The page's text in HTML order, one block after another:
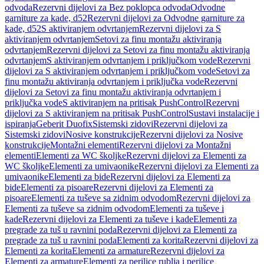
odvodaRezervni dijelovi za Bez poklopca odvodaOdvodne
garniture za kade, d52Rezervni dijelovi za Odvodne garniture za
kade, d52S aktiviranjem odvrtanjemRezervni dijelovi za S
aktiviranjem odvrtanjemSetovi za finu montažu aktiviranja
odvrtanjemRezervni dijelovi za Setovi za finu montažu aktiviranja
odvrtanjemS aktiviranjem odvrtanjem i priključkom vodeRezervni
dijelovi za S aktiviranjem odvrtanjem i priključkom vodeSetovi za
finu montažu aktiviranja odvrtanjem i priključka vodeRezervni
dijelovi za Setovi za finu montažu aktiviranja odvrtanjem i
priključka vodeS aktiviranjem na pritisak PushControlRezervni
dijelovi za S aktiviranjem na pritisak PushControlSustavi instalacije i
ispiranjaGeberit DuofixSistemski zidoviRezervni dijelovi za
Sistemski zidoviNosive konstrukcijeRezervni dijelovi za Nosive
konstrukcijeMontažni elementiRezervni dijelovi za Montažni
elementiElementi za WC školjkeRezervni dijelovi za Elementi za
WC školjkeElementi za umivaonikeRezervni dijelovi za Elementi za
umivaonikeElementi za bideRezervni dijelovi za Elementi za
bideElementi za pisoareRezervni dijelovi za Elementi za
pisoareElementi za tuševe sa zidnim odvodomRezervni dijelovi za
Elementi za tuševe sa zidnim odvodomElementi za tuševe i
kadeRezervni dijelovi za Elementi za tuševe i kadeElementi za
pregrade za tuš u ravnini podaRezervni dijelovi za Elementi za
pregrade za tuš u ravnini podaElementi za koritaRezervni dijelovi za
Elementi za koritaElementi za armatureRezervni dijelovi za
Elementi za armatureElementi za perilice rublja i perilice